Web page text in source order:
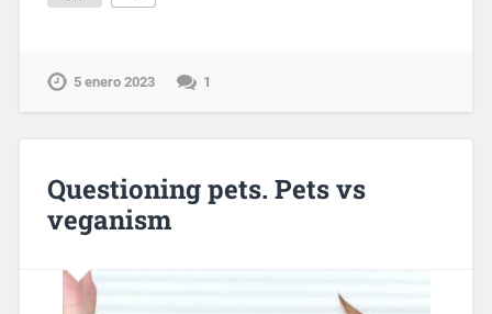
5 enero 2023 1
Questioning pets. Pets vs
veganism